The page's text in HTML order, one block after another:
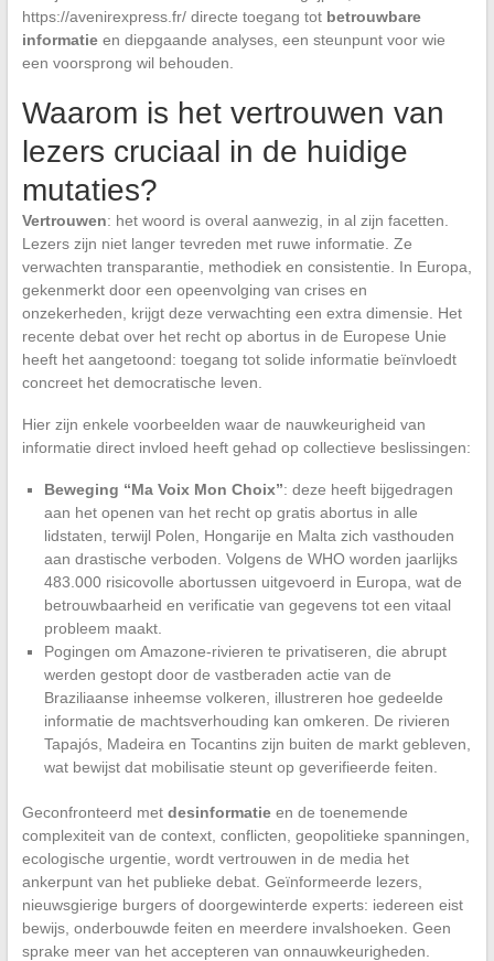
https://avenirexpress.fr/ directe toegang tot betrouwbare
informatieen diepgaande analyses, een steunpunt voor wie
een voorsprong wil behouden.
Waarom is het vertrouwen van
lezers cruciaal in de huidige
mutaties?
Vertrouwen: het woord is overal aanwezig, in al zijn facetten.
Lezers zijn niet langer tevreden met ruwe informatie. Ze
verwachten transparantie, methodiek en consistentie. In Europa,
gekenmerkt door een opeenvolging van crises en
onzekerheden, krijgt deze verwachting een extra dimensie. Het
recente debat over het recht op abortus in de Europese Unie
heeft het aangetoond: toegang tot solide informatie beïnvloedt
concreet het democratische leven.
Hier zijn enkele voorbeelden waar de nauwkeurigheid van
informatie direct invloed heeft gehad op collectieve beslissingen:
Beweging “Ma Voix Mon Choix”: deze heeft bijgedragen
aan het openen van het recht op gratis abortus in alle
lidstaten, terwijl Polen, Hongarije en Malta zich vasthouden
aan drastische verboden. Volgens de WHO worden jaarlijks
483.000 risicovolle abortussen uitgevoerd in Europa, wat de
betrouwbaarheid en verificatie van gegevens tot een vitaal
probleem maakt.
Pogingen om Amazone-rivieren te privatiseren, die abrupt
werden gestopt door de vastberaden actie van de
Braziliaanse inheemse volkeren, illustreren hoe gedeelde
informatie de machtsverhouding kan omkeren. De rivieren
Tapajós, Madeira en Tocantins zijn buiten de markt gebleven,
wat bewijst dat mobilisatie steunt op geverifieerde feiten.
Geconfronteerd met desinformatieen de toenemende
complexiteit van de context, conflicten, geopolitieke spanningen,
ecologische urgentie, wordt vertrouwen in de media het
ankerpunt van het publieke debat. Geïnformeerde lezers,
nieuwsgierige burgers of doorgewinterde experts: iedereen eist
bewijs, onderbouwde feiten en meerdere invalshoeken. Geen
sprake meer van het accepteren van onnauwkeurigheden.